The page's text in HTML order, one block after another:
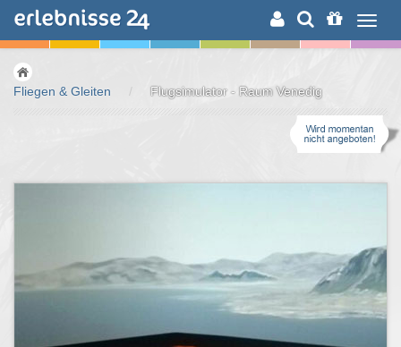
ERLEBNISSUCHE
Fliegen & Gleiten / Flugsimulator - Raum Venedig